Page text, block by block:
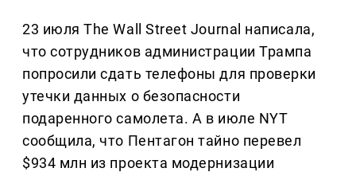
23 июля The Wall Street Journal написала,
что сотрудников администрации Трампа
попросили сдать телефоны для проверки
утечки данных о безопасности
подаренного самолета. А в июле NYT
сообщила, что Пентагон тайно перевел
$934 млн из проекта модернизации